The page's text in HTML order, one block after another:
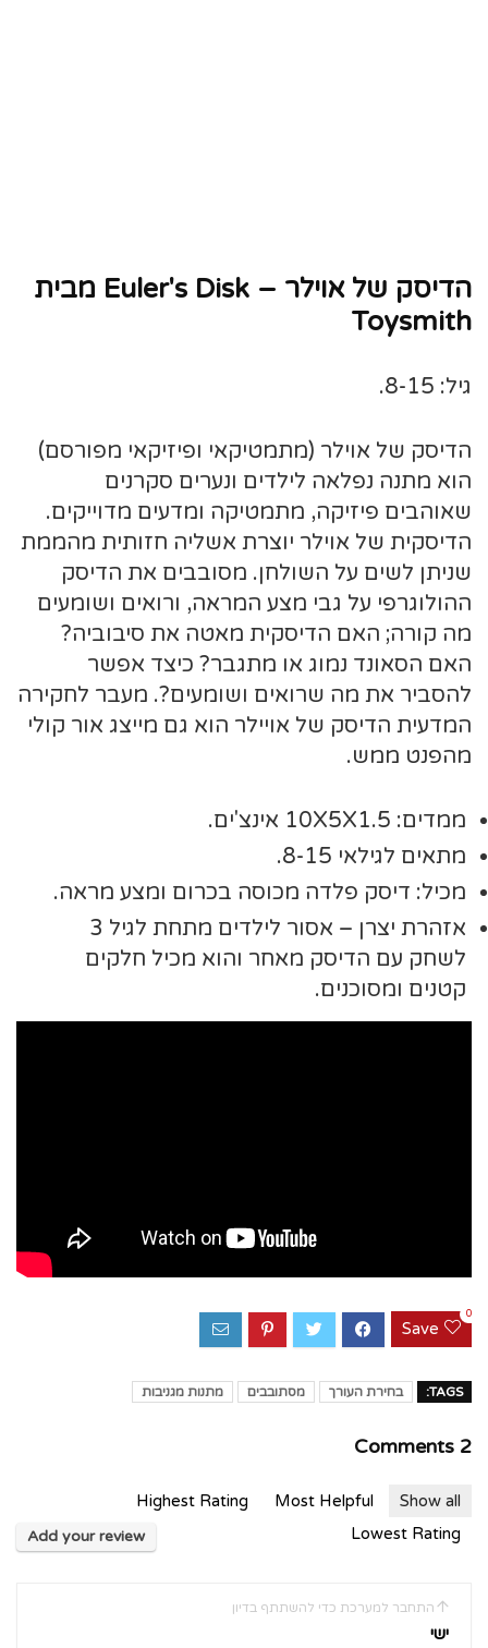
הדיסק של אוילר – Euler's Disk מבית
Toysmith
גיל: 8-15.
הדיסק של אוילר (מתמטיקאי ופיזיקאי מפורסם)
הוא מתנה נפלאה לילדים ונערים סקרנים
שאוהבים פיזיקה, מתמטיקה ומדעים מדוייקים.
הדיסקית של אוילר יוצרת אשליה חזותית מהממת
שניתן לשים על השולחן. מסובבים את הדיסק
ההולוגרפי על גבי מצע המראה, ורואים ושומעים
מה קורה; האם הדיסקית מאטה את סיבוביה?
האם הסאונד נמוג או מתגבר? כיצד אפשר
להסביר את מה שרואים ושומעים?. מעבר לחקירה
המדעית הדיסק של אויילר הוא גם מייצג אור קולי
מהפנט ממש.
ממדים: 10X5X1.5 אינצ'ים.
מתאים לגילאי 8-15.
מכיל: דיסק פלדה מכוסה בכרום ומצע מראה.
אזהרת יצרן – אסור לילדים מתחת לגיל 3
לשחק עם הדיסק מאחר והוא מכיל חלקים
קטנים ומסוכנים.
Save
0
TAGS: בחירת העורך מסתובבים מתנות מגניבות
2 Comments
Show all
Most Helpful
Highest Rating
Lowest Rating
Add your review
התחבר למערכת כדי להשתתף בדיון
ישי